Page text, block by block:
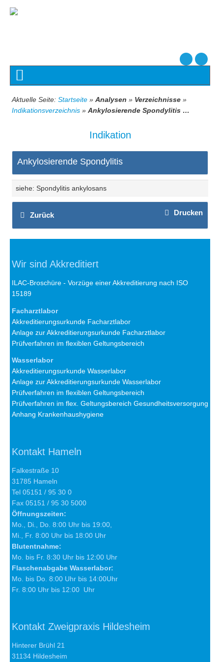
Aktuelle Seite: Startseite » Analysen » Verzeichnisse »
Indikationsverzeichnis » Ankylosierende Spondylitis …
Indikation
Ankylosierende Spondylitis
siehe: Spondylitis ankylosans
Zurück Drucken
Wir sind Akkreditiert
ILAC-Broschüre - Vorzüge einer Akkreditierung nach ISO
15189
Facharztlabor
Akkreditierungsurkunde Facharztlabor
Anlage zur Akkreditierungsurkunde Facharztlabor
Prüfverfahren im flexiblen Geltungsbereich
Wasserlabor
Akkreditierungsurkunde Wasserlabor
Anlage zur Akkreditierungsurkunde Wasserlabor
Prüfverfahren im flexiblen Geltungsbereich
Prüfverfahren im flex. Geltungsbereich Gesundheitsversorgung
Anhang Krankenhaushygiene
Kontakt Hameln
Falkestraße 10
31785 Hameln
Tel 05151 / 95 30 0
Fax 05151 / 95 30 5000
Öffnungszeiten:
Mo., Di., Do. 8:00 Uhr bis 19:00,
Mi., Fr. 8:00 Uhr bis 18:00 Uhr
Blutentnahme:
Mo. bis Fr. 8:30 Uhr bis 12:00 Uhr
Flaschenabgabe Wasserlabor:
Mo. bis Do. 8:00 Uhr bis 14:00Uhr
Fr. 8:00 Uhr bis 12:00 Uhr
Kontakt Zweigpraxis Hildesheim
Hinterer Brühl 21
31134 Hildesheim